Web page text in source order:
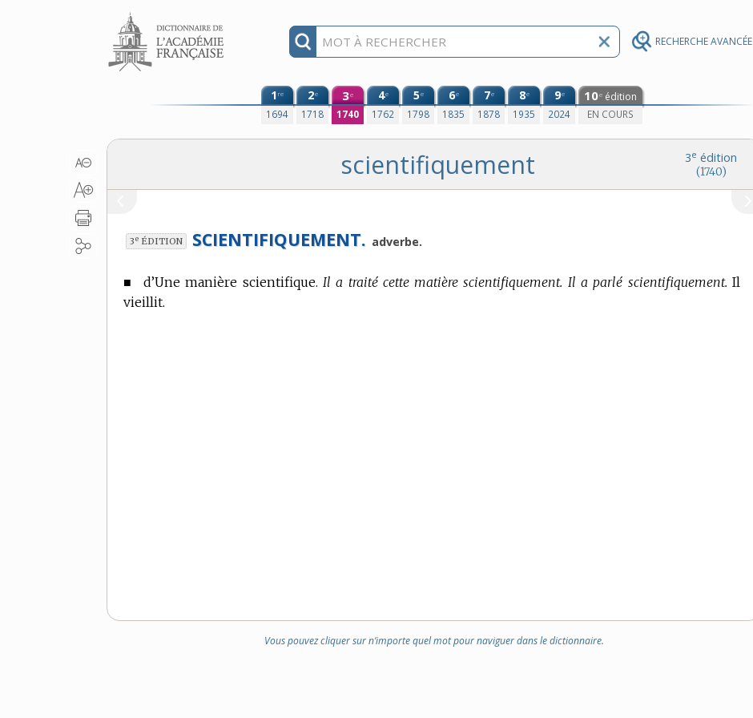
RECHERCHE AVANCÉE
Aller au contenu
1re
1694
2e
1718
3e
1740
4e
1762
5e
1798
6e
1835
7e
1878
8e
1935
9e
2024
10e édition
EN COURS
3e édition
(1740)
scientifiquement
3e ÉDITION SCIENTIFIQUEMENT. adverbe.
■ d’Une manière scientifique. Il a traité cette matière scientifiquement. Il a parlé scientifiquement. Il
vieillit.
Vous pouvez cliquer sur n’importe quel mot pour naviguer dans le dictionnaire.